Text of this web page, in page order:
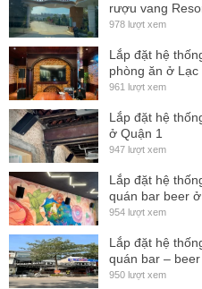
rượu vang
978 lượt xem
Lắp đặt hệ
phòng ăn ở Lạc
961 lượt xem
Lắp đặt hệ
ở Quận 1
947 lượt xem
Lắp đặt hệ
quán bar beer
954 lượt xem
Lắp đặt hệ
quán bar –
950 lượt xem